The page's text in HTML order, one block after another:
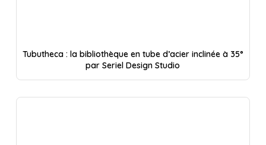
Tubutheca : la bibliothèque en tube d’acier inclinée à 35°
par Seriel Design Studio